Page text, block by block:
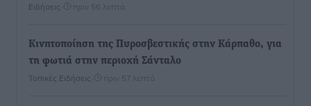
Ειδήσεις πριν 56 λεπτά
Κινητοποίηση της Πυροσβεστικής στην Κάρπαθο, για
τη φωτιά στην περιοχή Σάνταλο
Τοπικές Ειδήσεις πριν 57 λεπτά